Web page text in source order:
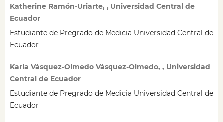
Katherine Ramón-Uriarte, , Universidad Central de
Ecuador
Estudiante de Pregrado de Medicia Universidad Central de
Ecuador
Karla Vásquez-Olmedo Vásquez-Olmedo, , Universidad
Central de Ecuador
Estudiante de Pregrado de Medicia Universidad Central de
Ecuador